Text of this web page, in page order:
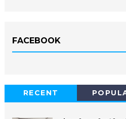
FACEBOOK
RECENT